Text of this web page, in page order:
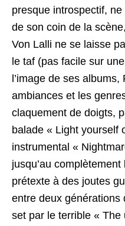
presque introspectif,
de son coin de la
Von Lalli ne se laisse
le taf (pas facile sur
l’image de ses
ambiances et les
claquement de doigts,
balade « Light yourself
instrumental «
jusqu’au
prétexte à des joutes
entre deux générations
set par le terrible «